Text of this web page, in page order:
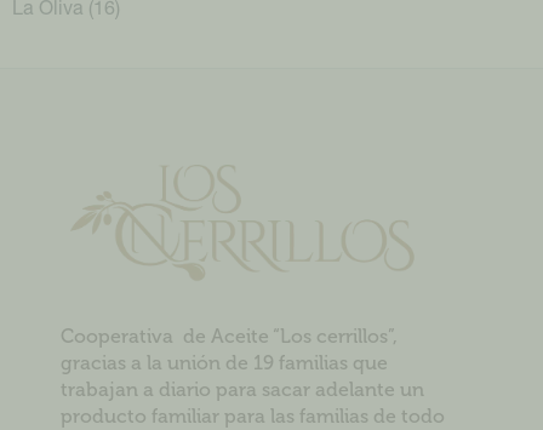
La Oliva (16)
Cooperativa de Aceite “Los cerrillos”,
gracias a la unión de 19 familias que
trabajan a diario para sacar adelante un
producto familiar para las familias de todo